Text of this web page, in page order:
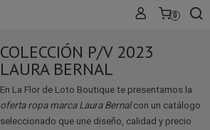
0
COLECCIÓN P/V 2023
LAURA BERNAL
En La Flor de Loto Boutique te presentamos la
oferta ropa marca Laura Bernalcon un catálogo
seleccionado que une diseño, calidad y precio